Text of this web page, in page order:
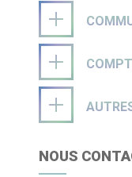
NOUS